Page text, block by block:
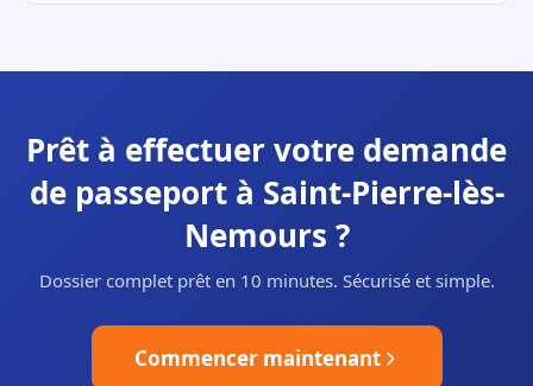
Prêt à effectuer votre demande
de passeport à Saint-Pierre-lès-
Nemours ?
Dossier complet prêt en 10 minutes. Sécurisé et simple.
Commencer maintenant